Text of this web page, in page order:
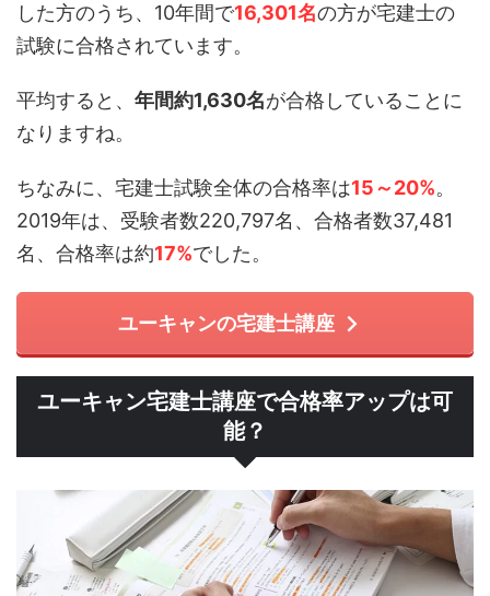
した方のうち、10年間で16,301名の方が宅建士の
試験に合格されています。
平均すると、 年間約1,630名が合格していることに
なりますね。
ちなみに、宅建士試験全体の合格率は15～20%。
2019年は、受験者数220,797名、合格者数37,481
名、合格率は約17%でした。
ユーキャンの宅建士講座
ユーキャン宅建士講座で合格率アップは可
能？